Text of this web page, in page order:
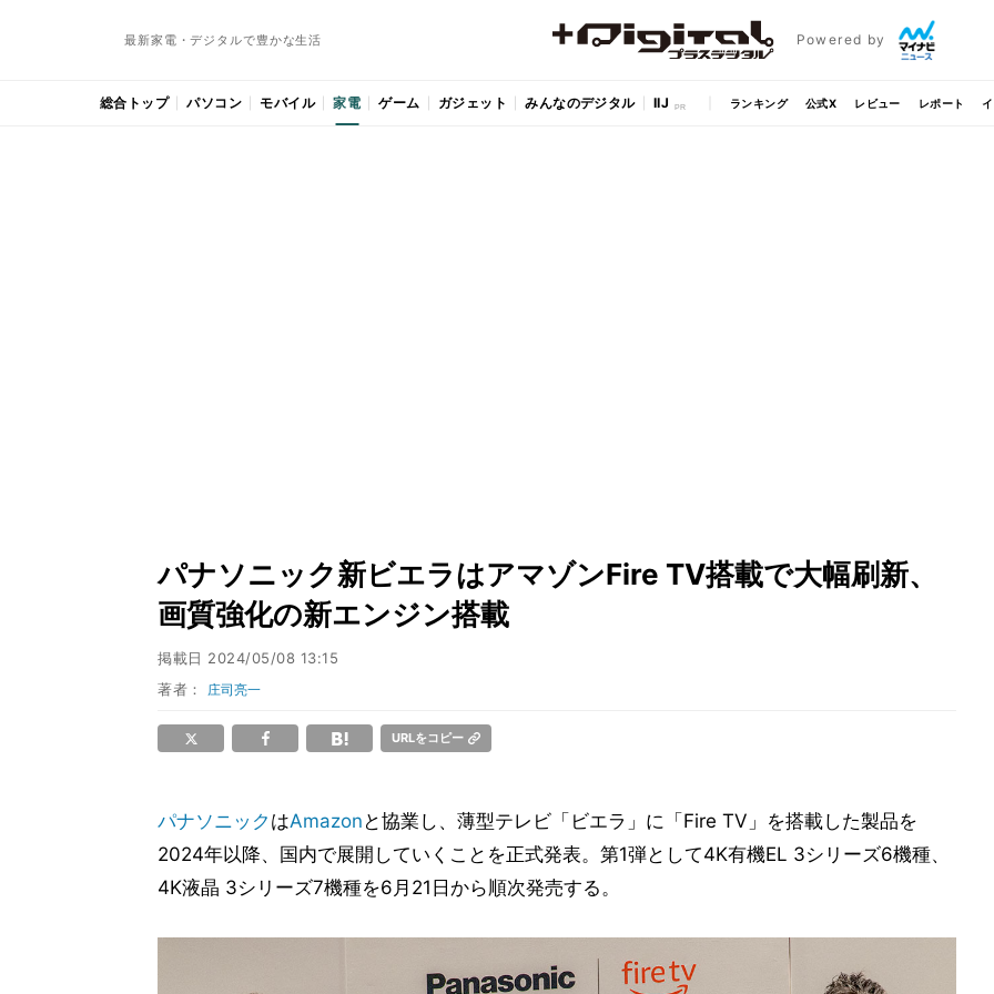
最新家電・デジタルで豊かな生活 Powered by
総合トップ パソコン モバイル 家電 ゲーム ガジェット みんなのデジタル IIJ ランキング 公式X レビュー レポート
パナソニック新ビエラはアマゾンFire TV搭載で大幅刷新、
画質強化の新エンジン搭載
掲載日 2024/05/08 13:15
著者： 庄司亮一
URLをコピー
パナソニック はAmazon と協業し、薄型テレビ「ビエラ」に「Fire TV」を搭載した製品を
2024年以降、国内で展開していくことを正式発表。第1弾として4K有機EL 3シリーズ6機種、
4K液晶 3シリーズ7機種を6月21日から順次発売する。